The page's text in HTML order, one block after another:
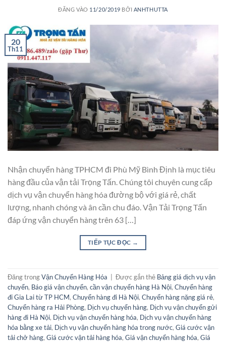
ĐĂNG VÀO 11/20/2019 BỞI ANHTHUTTA
20
Th11
Nhận chuyển hàng TPHCM đi Phù Mỹ Bình Định là mục tiêu
hàng đầu của vận tải Trọng Tấn. Chúng tôi chuyên cung cấp
dịch vụ vận chuyển hàng hóa đường bộ với giá rẻ, chất
lượng, nhanh chóng và ân cần chu đáo. Vận Tải Trọng Tấn
đáp ứng vận chuyển hàng trên 63 […]
TIẾP TỤC ĐỌC →
Đăng trongVận Chuyển Hàng Hóa Được gắn thẻ Bảng giá dịch vụ vận
chuyển, Báo giá vận chuyển, cần vận chuyển hàng Hà Nội, Chuyển hàng
đi Gia Lai từ TP HCM, Chuyển hàng đi Hà Nội, Chuyển hàng nặng giá rẻ,
Chuyển hàng ra Hải Phòng, Dịch vụ chuyển hàng, Dịch vụ vận chuyển gửi
hàng đi Hà Nội, Dịch vụ vận chuyển hàng hóa, Dịch vụ vận chuyển hàng
hóa bằng xe tải, Dịch vụ vận chuyển hàng hóa trong nước, Giá cước vận
tải chở hàng, Giá cước vận tải hàng hóa, Giá vận chuyển hàng hóa, Giá